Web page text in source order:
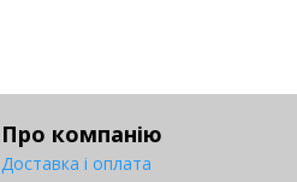
Про компанію
Доставка і оплата